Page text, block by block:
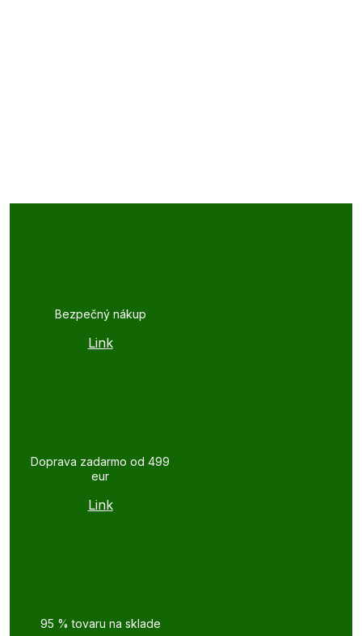
Bezpečný nákup
Link
Doprava zadarmo od 499
eur
Link
95 % tovaru na sklade